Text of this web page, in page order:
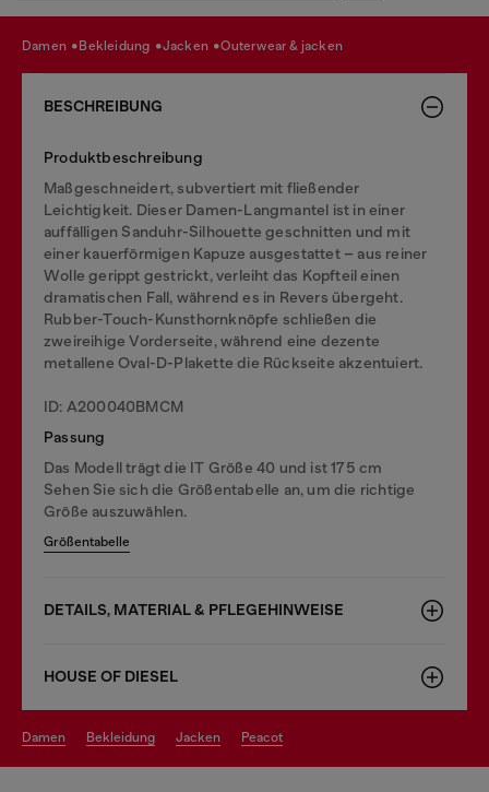
damen bekleidung jacken outerwear & jacken
BESCHREIBUNG
Produktbeschreibung
Maßgeschneidert, subvertiert mit fließender
Leichtigkeit. Dieser Damen-Langmantel ist in einer
auffälligen Sanduhr-Silhouette geschnitten und mit
einer kauerförmigen Kapuze ausgestattet – aus reiner
Wolle gerippt gestrickt, verleiht das Kopfteil einen
dramatischen Fall, während es in Revers übergeht.
Rubber-Touch-Kunsthornknöpfe schließen die
zweireihige Vorderseite, während eine dezente
metallene Oval-D-Plakette die Rückseite akzentuiert.
ID: A200040BMCM
Passung
Das Modell trägt die IT Größe 40 und ist 175 cm
Sehen Sie sich die Größentabelle an, um die richtige
Größe auszuwählen.
Größentabelle
DETAILS, MATERIAL & PFLEGEHINWEISE
HOUSE OF DIESEL
damen bekleidung jacken peacot